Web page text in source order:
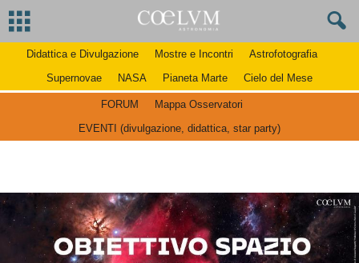
Didattica e Divulgazione Mostre e Incontri
Astrofotografia
Supernovae
NASA Pianeta Marte Cielo del Mese
FORUM
Mappa Osservatori
EVENTI (divulgazione, didattica, star party)